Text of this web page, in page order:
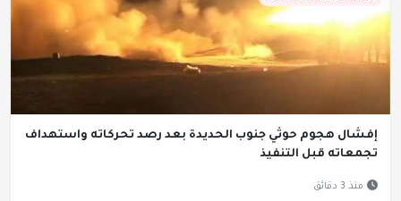
إفشال هجوم حوثي جنوب الحديدة بعد رصد تحركاته واستهداف
تجمعاته قبل التنفيذ
منذ 3 دقائق